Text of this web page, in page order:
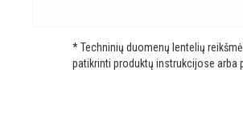
* Techninių duomenų lentelių
patikrinti produktų instrukcijose arba